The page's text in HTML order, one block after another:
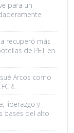
para un
recuperó más
de PET en
Arcos como
liderazgo y
bases del alto